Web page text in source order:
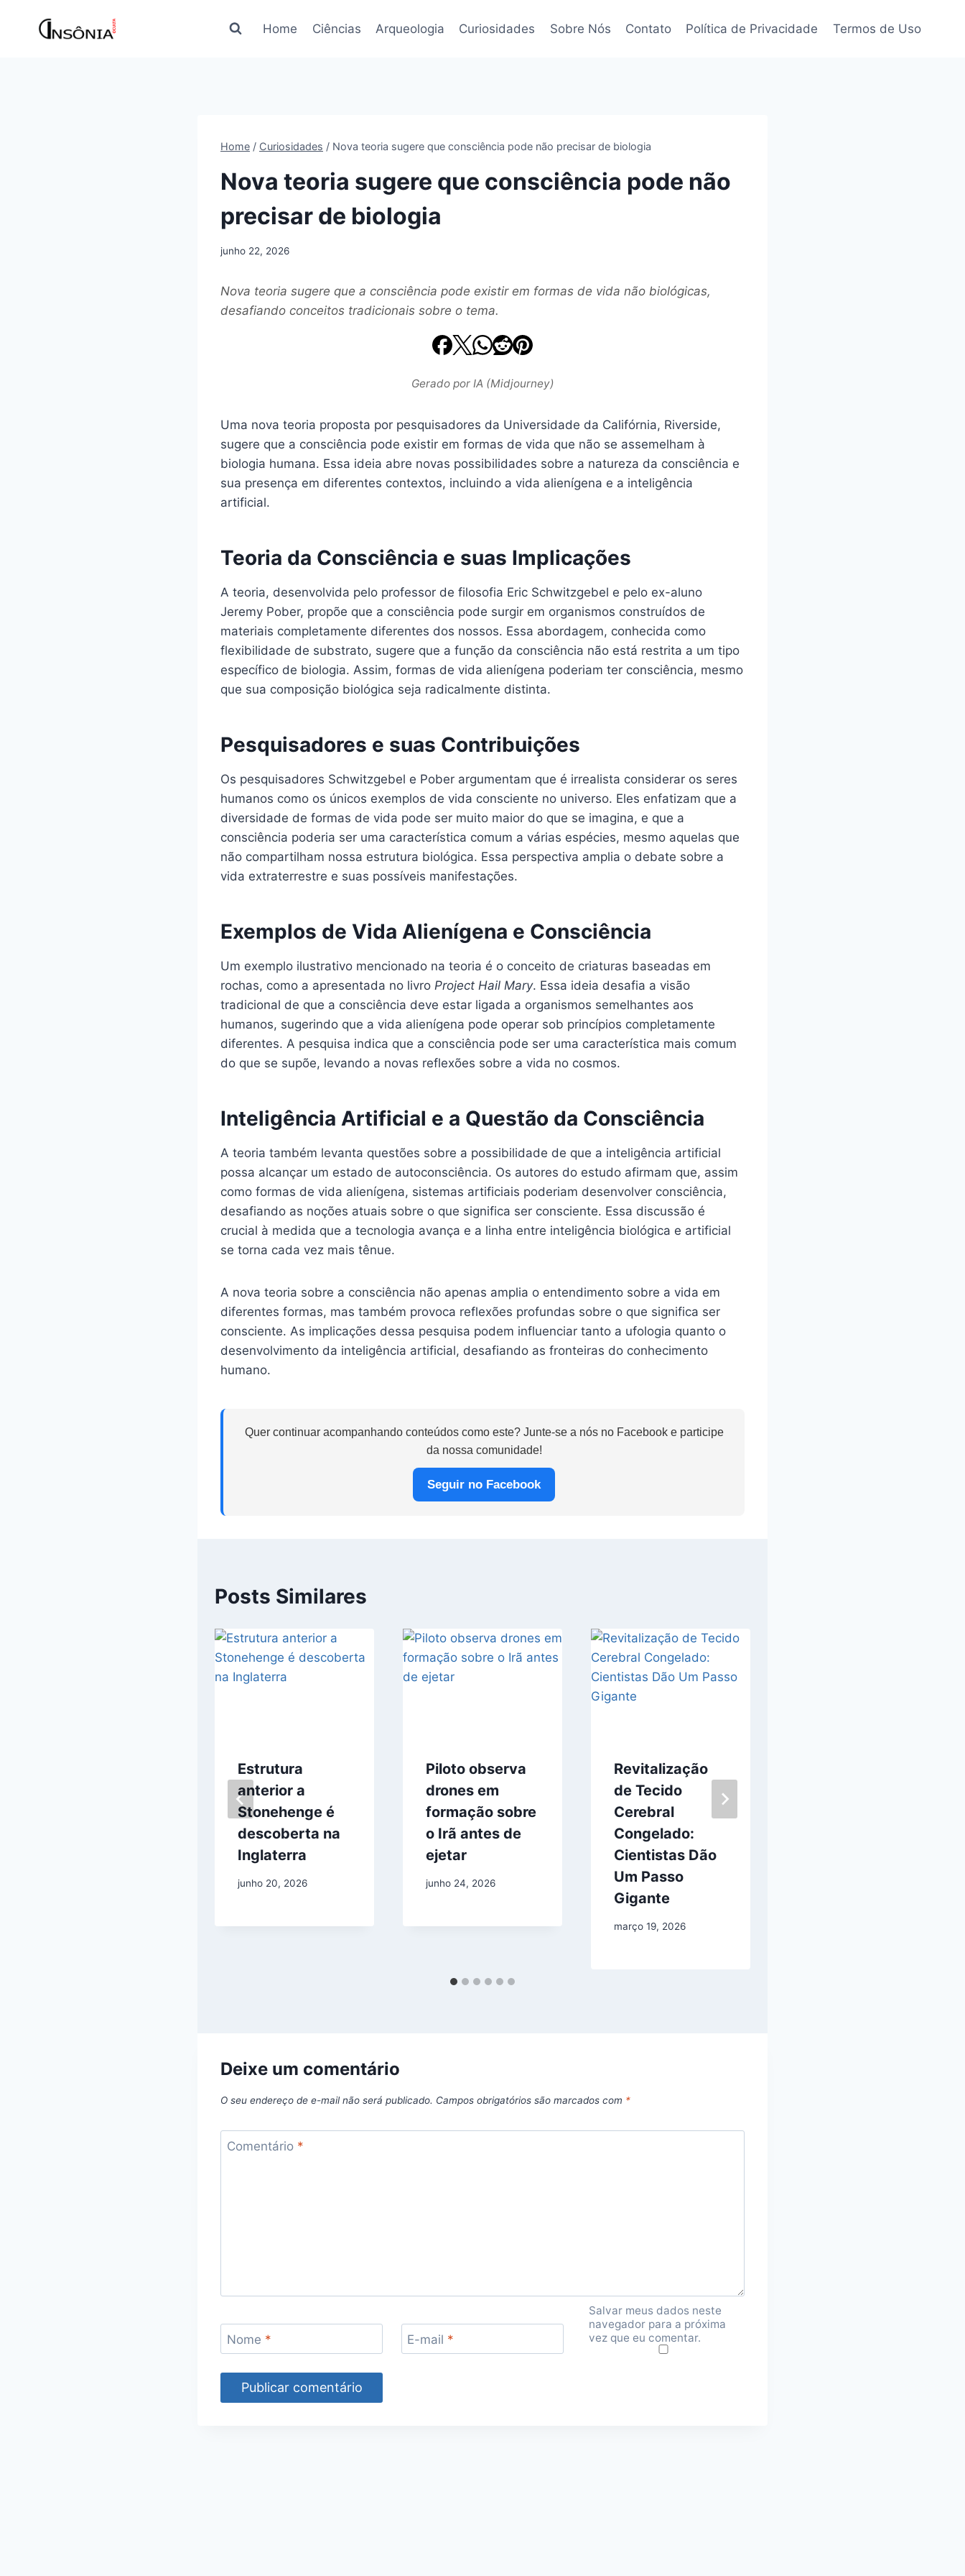
Home Ciências Arqueologia Curiosidades Sobre Nós Contato Política de Privacidade Termos de Uso
Home / Curiosidades / Nova teoria sugere que consciência pode não precisar de biologia
Nova teoria sugere que consciência pode não
precisar de biologia
junho 22, 2026
Nova teoria sugere que a consciência pode existir em formas de vida não biológicas,
desafiando conceitos tradicionais sobre o tema.
Gerado por IA (Midjourney)
Uma nova teoria proposta por pesquisadores da Universidade da Califórnia, Riverside,
sugere que a consciência pode existir em formas de vida que não se assemelham à
biologia humana. Essa ideia abre novas possibilidades sobre a natureza da consciência e
sua presença em diferentes contextos, incluindo a vida alienígena e a inteligência
artificial.
Teoria da Consciência e suas Implicações
A teoria, desenvolvida pelo professor de filosofia Eric Schwitzgebel e pelo ex-aluno
Jeremy Pober, propõe que a consciência pode surgir em organismos construídos de
materiais completamente diferentes dos nossos. Essa abordagem, conhecida como
flexibilidade de substrato, sugere que a função da consciência não está restrita a um tipo
específico de biologia. Assim, formas de vida alienígena poderiam ter consciência, mesmo
que sua composição biológica seja radicalmente distinta.
Pesquisadores e suas Contribuições
Os pesquisadores Schwitzgebel e Pober argumentam que é irrealista considerar os seres
humanos como os únicos exemplos de vida consciente no universo. Eles enfatizam que a
diversidade de formas de vida pode ser muito maior do que se imagina, e que a
consciência poderia ser uma característica comum a várias espécies, mesmo aquelas que
não compartilham nossa estrutura biológica. Essa perspectiva amplia o debate sobre a
vida extraterrestre e suas possíveis manifestações.
Exemplos de Vida Alienígena e Consciência
Um exemplo ilustrativo mencionado na teoria é o conceito de criaturas baseadas em
rochas, como a apresentada no livro Project Hail Mary. Essa ideia desafia a visão
tradicional de que a consciência deve estar ligada a organismos semelhantes aos
humanos, sugerindo que a vida alienígena pode operar sob princípios completamente
diferentes. A pesquisa indica que a consciência pode ser uma característica mais comum
do que se supõe, levando a novas reflexões sobre a vida no cosmos.
Inteligência Artificial e a Questão da Consciência
A teoria também levanta questões sobre a possibilidade de que a inteligência artificial
possa alcançar um estado de autoconsciência. Os autores do estudo afirmam que, assim
como formas de vida alienígena, sistemas artificiais poderiam desenvolver consciência,
desafiando as noções atuais sobre o que significa ser consciente. Essa discussão é
crucial à medida que a tecnologia avança e a linha entre inteligência biológica e artificial
se torna cada vez mais tênue.
A nova teoria sobre a consciência não apenas amplia o entendimento sobre a vida em
diferentes formas, mas também provoca reflexões profundas sobre o que significa ser
consciente. As implicações dessa pesquisa podem influenciar tanto a ufologia quanto o
desenvolvimento da inteligência artificial, desafiando as fronteiras do conhecimento
humano.
Quer continuar acompanhando conteúdos como este? Junte-se a nós no Facebook e participe
da nossa comunidade!
Seguir no Facebook
Posts Similares
Estrutura
anterior a
Stonehenge é
descoberta na
Inglaterra
junho 20, 2026
Piloto observa
drones em
formação sobre
o Irã antes de
ejetar
junho 24, 2026
Revitalização
de Tecido
Cerebral
Congelado:
Cientistas Dão
Um Passo
Gigante
março 19, 2026
Deixe um comentário
O seu endereço de e-mail não será publicado. Campos obrigatórios são marcados com *
Comentário *
Nome * E-mail *
Salvar meus dados neste
navegador para a próxima
vez que eu comentar.